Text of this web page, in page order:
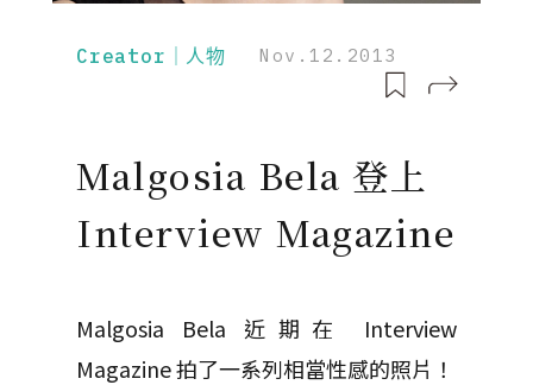
Creator｜人物 Nov.12.2013
Malgosia Bela 登上
Interview Magazine
Malgosia Bela 近期在 Interview
Magazine 拍了一系列相當性感的照片！